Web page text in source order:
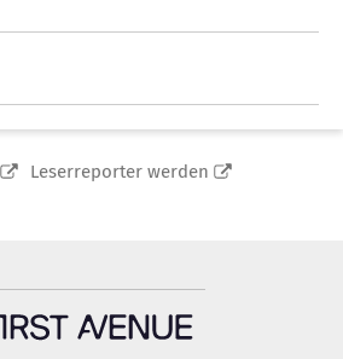
Leserreporter werden